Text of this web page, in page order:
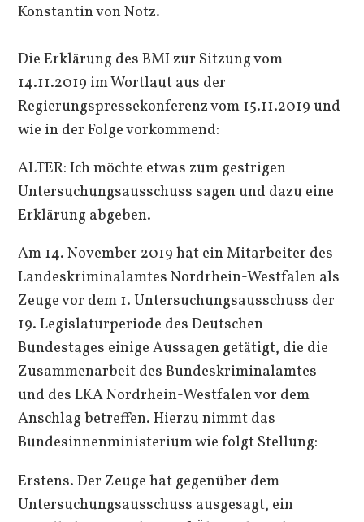
Konstantin von Notz.
Die Erklärung des BMI zur Sitzung vom
14.11.2019 im Wortlaut aus der
Regierungspressekonferenz vom 15.11.2019 und
wie in der Folge vorkommend:
ALTER: Ich möchte etwas zum gestrigen
Untersuchungsausschuss sagen und dazu eine
Erklärung abgeben.
Am 14. November 2019 hat ein Mitarbeiter des
Landeskriminalamtes Nordrhein-Westfalen als
Zeuge vor dem 1. Untersuchungsausschuss der
19. Legislaturperiode des Deutschen
Bundestages einige Aussagen getätigt, die die
Zusammenarbeit des Bundeskriminalamtes
und des LKA Nordrhein-Westfalen vor dem
Anschlag betreffen. Hierzu nimmt das
Bundesinnenministerium wie folgt Stellung:
Erstens. Der Zeuge hat gegenüber dem
Untersuchungsausschuss ausgesagt, ein